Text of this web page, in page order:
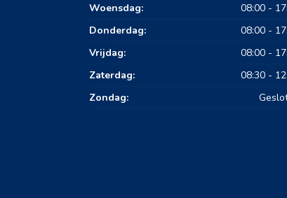
Woensdag:
08:00 -
Donderdag:
08:00 -
Vrijdag:
08:00 -
Zaterdag:
08:30 -
Zondag: